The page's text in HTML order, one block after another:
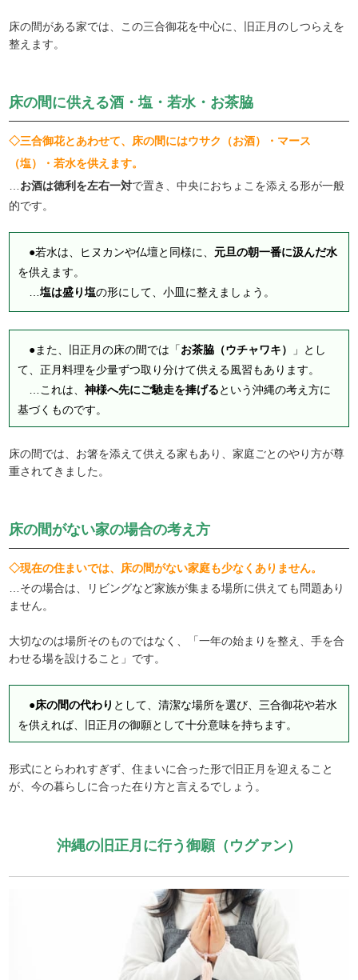
床の間がある家では、この三合御花を中心に、旧正月のしつらえを
整えます。
床の間に供える酒・塩・若水・お茶脇
◇三合御花とあわせて、床の間にはウサク（お酒）・マース
（塩）・若水を供えます。
お酒は徳利を左右一対で置き、中央におちょこを添える形が一般
的です。
●若水は、ヒヌカンや仏壇と同様に、 元旦の朝一番に汲んだ水
を供えます。
…塩は盛り塩の形にして、小皿に整えましょう。
●また、旧正月の床の間では「お茶脇（ウチャワキ）
」とし
て、正月料理を少量ずつ取り分けて供える風習もあります。
…これは、神様へ先にご馳走を捧げるという沖縄の考え方に
基づくものです。
床の間では、お箸を添えて供える家もあり、家庭ごとのやり方が尊
重されてきました。
床の間がない家の場合の考え方
◇現在の住まいでは、床の間がない家庭も少なくありません。
…その場合は、リビングなど家族が集まる場所に供えても問題あり
ません。
大切なのは場所そのものではなく、「一年の始まりを整え、手を合
わせる場を設けること」です。
●床の間の代わり として、清潔な場所を選び、三合御花や若水
を供えれば、旧正月の御願として十分意味を持ちます。
形式にとらわれすぎず、住まいに合った形で旧正月を迎えること
が、今の暮らしに合った在り方と言えるでしょう。
沖縄の旧正月に行う御願（ウグァン）